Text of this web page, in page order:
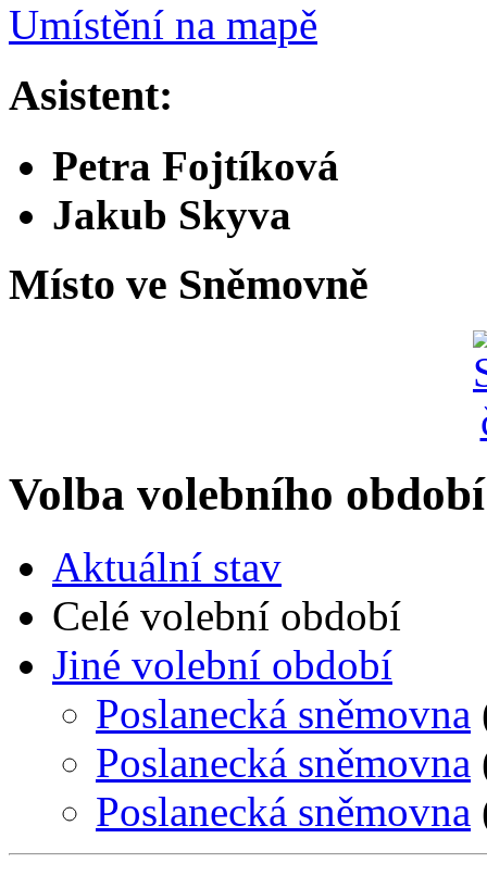
Umístění na mapě
Asistent:
Petra Fojtíková
Jakub Skyva
Místo ve Sněmovně
Volba volebního období
Aktuální stav
Celé volební období
Jiné volební období
Poslanecká sněmovna
Poslanecká sněmovna
Poslanecká sněmovna